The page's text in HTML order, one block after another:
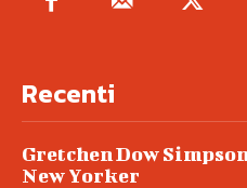
Recenti
Gretchen Dow
New Yorker